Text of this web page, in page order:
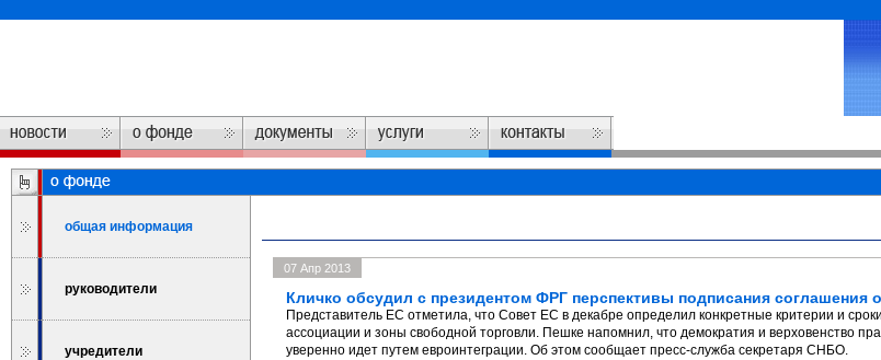
общая информация
руководители
учредители
07 Апр 2013
Кличко обсудил с президентом ФРГ перспективы подписания
Представитель ЕС отметила, что Совет ЕС в декабре определил конкретные критерии и
ассоциации и зоны свободной торговли. Пешке напомнил, что демократия и верховенство
уверенно идет путем евроинтеграции. Об этом сообщает пресс-служба секретаря СНБО.